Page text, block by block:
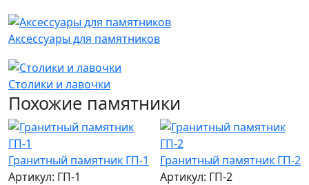
Аксессуары для памятников
Столики и лавочки
Похожие памятники
Гранитный памятник ГП-1
Артикул: ГП-1
Гранитный памятник ГП-2
Артикул: ГП-2